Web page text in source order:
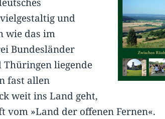
und
wie das im
Bundesländer
Thüringen liegende
fast allen
weit ins Land geht,
vom »Land der offenen Fernen«.